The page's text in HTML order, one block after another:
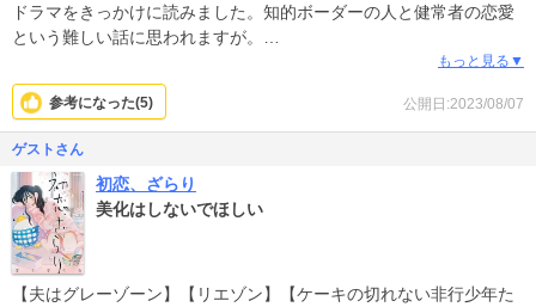
した。彼は龍二さんみたいに優しい人でしたけどね。
そんな、恋愛の葛藤などを取り入れて描いてくれたのでは？と思っ
ています。
ドラマは見ていませんが、これはこれで良い漫画だと思います。続
編もあっても良いと思います。
ちなみに実際に結婚された人もいます。
ドラマをきっかけに読みました。知的ボーダーの人と健常者の恋愛
という難しい話に思われますが。
人と人との人間模様、誰かを愛し愛される、その普遍性が描かれて
いると思います。一対一の付き合いの中にも介在する多くの人、い
ろいろな人間関係に、誰しもぶつかり戸惑う。真剣だからこそ、誰
であっても、どんなハンデを持っていても人は成長する、その過程
が丁寧に描かれていると思います。
自分自身の気づきにもなった、そんな漫画です。
もっと見る▼
公開日:2023/08/07
参考になった(5)
ゲストさん
初恋、ざらり
美化はしないでほしい
【夫はグレーゾーン】【リエゾン】【ケーキの切れない非行少年た